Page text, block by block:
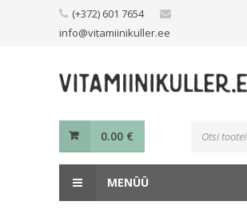
(+372) 601 7654
info@vitamiinikuller.ee
0.00 €
MENÜÜ